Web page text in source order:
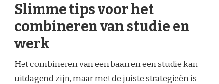
Slimme tips voor het
combineren van studie en
werk
Het combineren van een baan en een studie kan
uitdagend zijn, maar met de juiste strategieën is